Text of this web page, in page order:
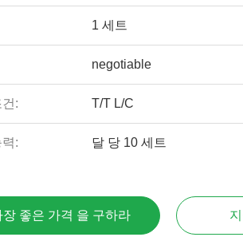
1 세트
negotiable
: T/T L/C
: 달 당 10 세트
장 좋은 가격 을 구하라